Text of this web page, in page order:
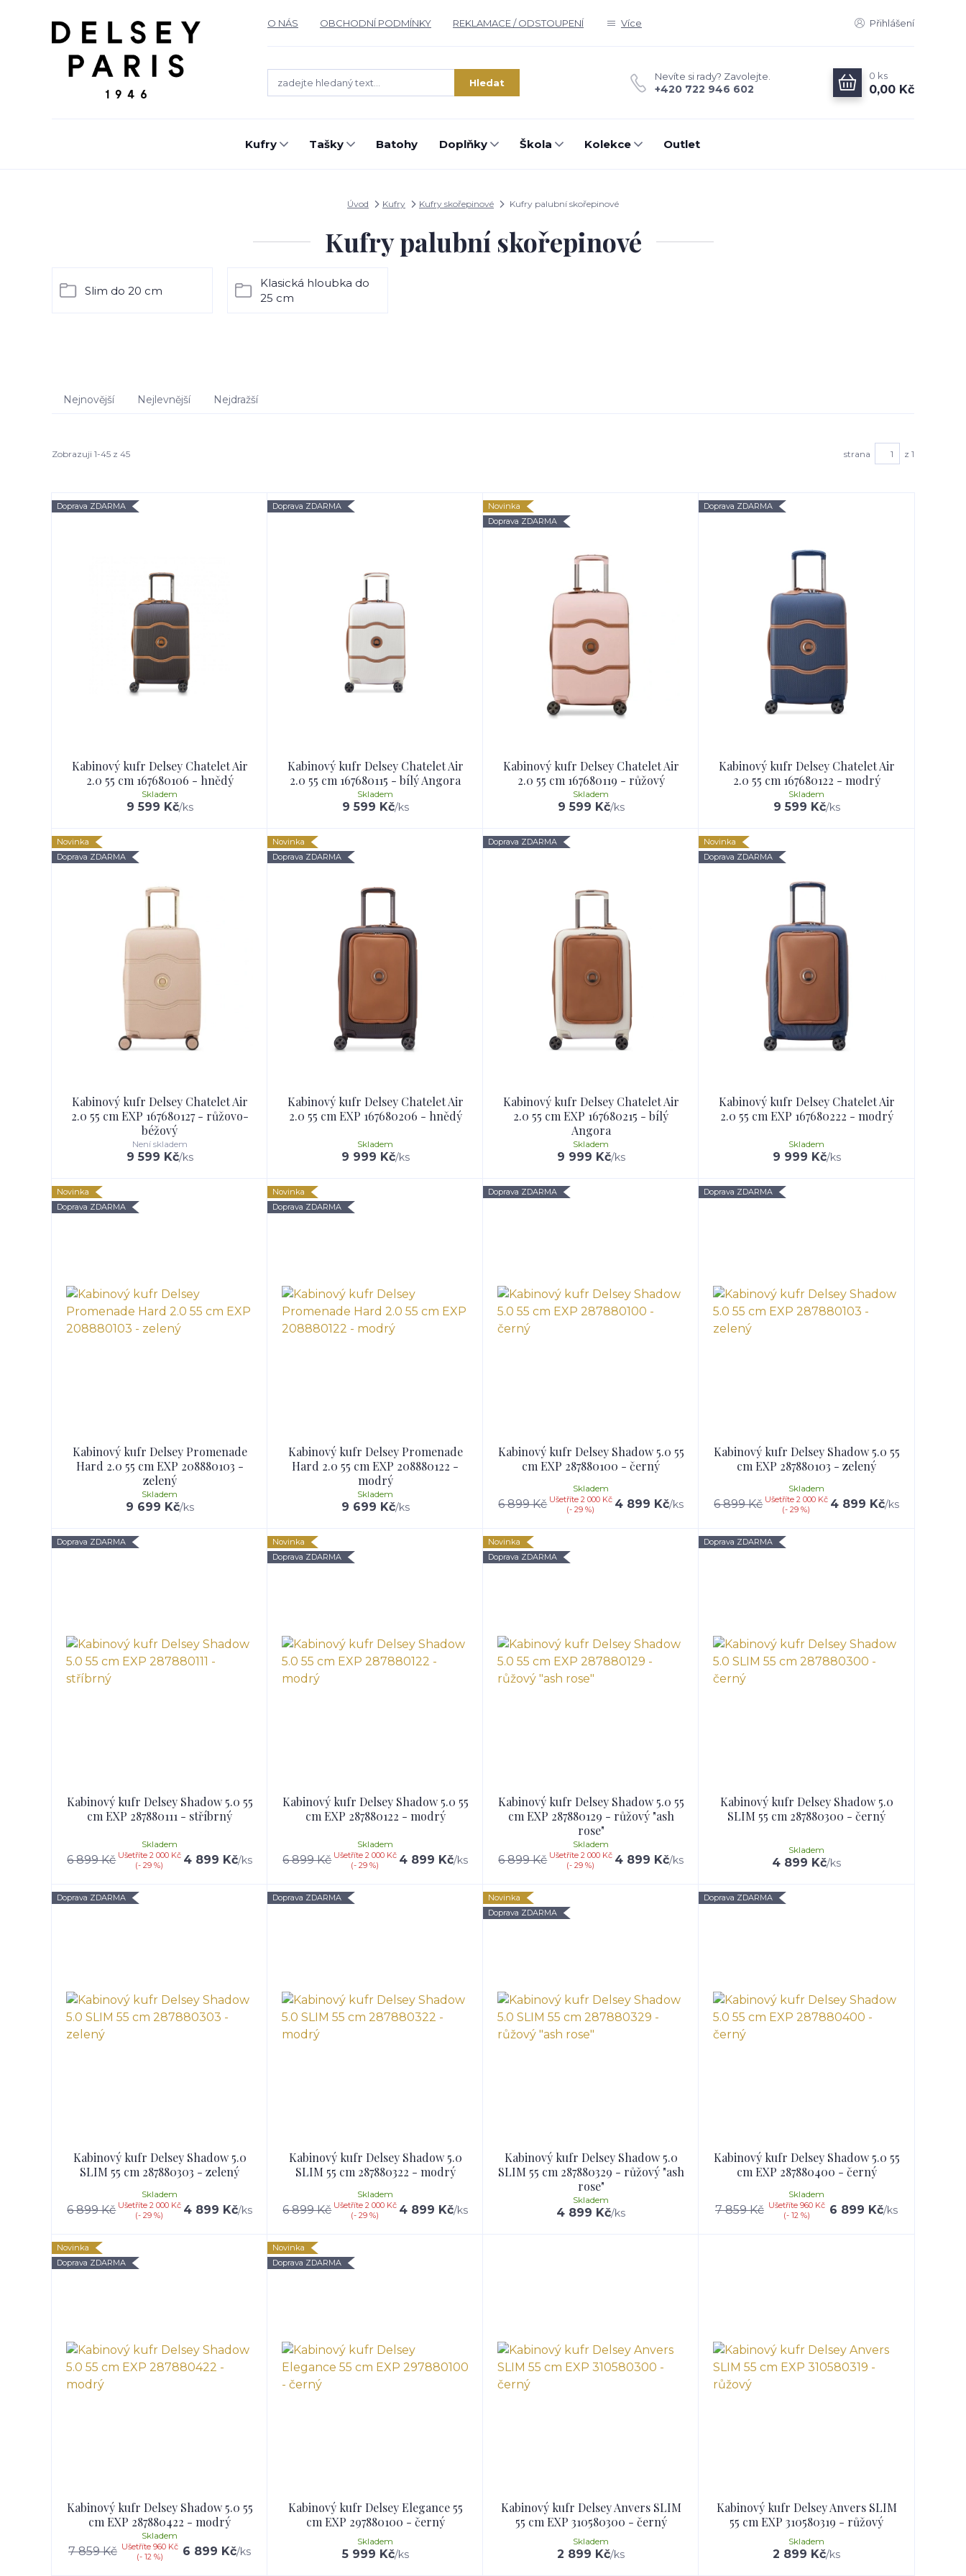
O NÁS OBCHODNÍ PODMÍNKY REKLAMACE / ODSTOUPENÍ Více Přihlášení
Hledat
Nevíte si rady? Zavolejte.
+420 722 946 602
0 ks
0,00 Kč
Kufry Tašky Batohy Doplňky Škola Kolekce Outlet
Úvod Kufry Kufry skořepinové Kufry palubní skořepinové
Kufry palubní skořepinové
Slim do 20 cm
Klasická hloubka do
25 cm
Nejnovější Nejlevnější Nejdražší
Zobrazuji 1-45 z 45 strana z 1
Doprava ZDARMA
Kabinový kufr Delsey Chatelet Air
2.0 55 cm 167680106 - hnědý
9 599 Kč/ks
Skladem
Doprava ZDARMA
Kabinový kufr Delsey Chatelet Air
2.0 55 cm 167680115 - bílý Angora
9 599 Kč/ks
Skladem
Novinka
Doprava ZDARMA
Kabinový kufr Delsey Chatelet Air
2.0 55 cm 167680119 - růžový
9 599 Kč/ks
Skladem
Doprava ZDARMA
Kabinový kufr Delsey Chatelet Air
2.0 55 cm 167680122 - modrý
9 599 Kč/ks
Skladem
Novinka
Doprava ZDARMA
Kabinový kufr Delsey Chatelet Air
2.0 55 cm EXP 167680127 - růžovo-
béžový
9 599 Kč/ks
Není skladem
Novinka
Doprava ZDARMA
Kabinový kufr Delsey Chatelet Air
2.0 55 cm EXP 167680206 - hnědý
9 999 Kč/ks
Skladem
Doprava ZDARMA
Kabinový kufr Delsey Chatelet Air
2.0 55 cm EXP 167680215 - bílý
Angora
9 999 Kč/ks
Skladem
Novinka
Doprava ZDARMA
Kabinový kufr Delsey Chatelet Air
2.0 55 cm EXP 167680222 - modrý
9 999 Kč/ks
Skladem
Novinka
Doprava ZDARMA
Kabinový kufr Delsey Promenade
Hard 2.0 55 cm EXP 208880103 -
zelený
9 699 Kč/ks
Skladem
Novinka
Doprava ZDARMA
Kabinový kufr Delsey Promenade
Hard 2.0 55 cm EXP 208880122 -
modrý
9 699 Kč/ks
Skladem
Doprava ZDARMA
Kabinový kufr Delsey Shadow 5.0 55
cm EXP 287880100 - černý
6 899 Kč Ušetříte 2 000 Kč
(- 29 %)
4 899 Kč/ks
Skladem
Doprava ZDARMA
Kabinový kufr Delsey Shadow 5.0 55
cm EXP 287880103 - zelený
6 899 Kč Ušetříte 2 000 Kč
(- 29 %)
4 899 Kč/ks
Skladem
Doprava ZDARMA
Kabinový kufr Delsey Shadow 5.0 55
cm EXP 287880111 - stříbrný
6 899 Kč Ušetříte 2 000 Kč
(- 29 %)
4 899 Kč/ks
Skladem
Novinka
Doprava ZDARMA
Kabinový kufr Delsey Shadow 5.0 55
cm EXP 287880122 - modrý
6 899 Kč Ušetříte 2 000 Kč
(- 29 %)
4 899 Kč/ks
Skladem
Novinka
Doprava ZDARMA
Kabinový kufr Delsey Shadow 5.0 55
cm EXP 287880129 - růžový "ash
rose"
6 899 Kč Ušetříte 2 000 Kč
(- 29 %)
4 899 Kč/ks
Skladem
Doprava ZDARMA
Kabinový kufr Delsey Shadow 5.0
SLIM 55 cm 287880300 - černý
4 899 Kč/ks
Skladem
Doprava ZDARMA
Kabinový kufr Delsey Shadow 5.0
SLIM 55 cm 287880303 - zelený
6 899 Kč Ušetříte 2 000 Kč
(- 29 %)
4 899 Kč/ks
Skladem
Doprava ZDARMA
Kabinový kufr Delsey Shadow 5.0
SLIM 55 cm 287880322 - modrý
6 899 Kč Ušetříte 2 000 Kč
(- 29 %)
4 899 Kč/ks
Skladem
Novinka
Doprava ZDARMA
Kabinový kufr Delsey Shadow 5.0
SLIM 55 cm 287880329 - růžový "ash
rose"
4 899 Kč/ks
Skladem
Doprava ZDARMA
Kabinový kufr Delsey Shadow 5.0 55
cm EXP 287880400 - černý
7 859 Kč Ušetříte 960 Kč
(- 12 %)
6 899 Kč/ks
Skladem
Novinka
Doprava ZDARMA
Kabinový kufr Delsey Shadow 5.0 55
cm EXP 287880422 - modrý
7 859 Kč Ušetříte 960 Kč
(- 12 %)
6 899 Kč/ks
Skladem
Novinka
Doprava ZDARMA
Kabinový kufr Delsey Elegance 55
cm EXP 297880100 - černý
5 999 Kč/ks
Skladem
Kabinový kufr Delsey Anvers SLIM
55 cm EXP 310580300 - černý
2 899 Kč/ks
Skladem
Kabinový kufr Delsey Anvers SLIM
55 cm EXP 310580319 - růžový
2 899 Kč/ks
Skladem